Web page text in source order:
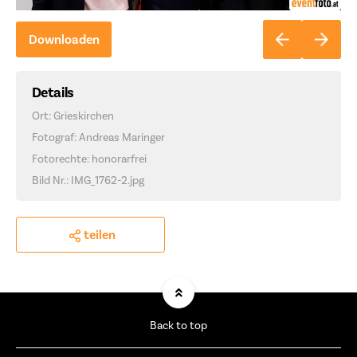
Downloaden
Details
Ort: Grieskirchen
Fotograf: Andreas Maringer
Fotorechte: honorarfrei
Bild Nr.: IMG_1762-2.jpg
teilen
Back to top